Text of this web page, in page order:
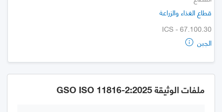
قطاع الغذاء والزراعة
ICS - 67.100.30
الجبن
ملفات الوثيقة GSO ISO 11816-2:2025